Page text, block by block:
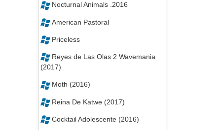
Nocturnal Animals .2016
American Pastoral
Priceless
Reyes de Las Olas 2 Wavemania
(2017)
Moth (2016)
Reina De Katwe (2017)
Cocktail Adolescente (2016)